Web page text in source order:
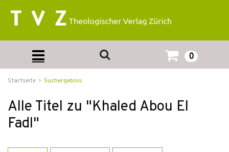
0
Startseite Suchergebnis
Alle Titel zu "Khaled Abou El
Fadl"